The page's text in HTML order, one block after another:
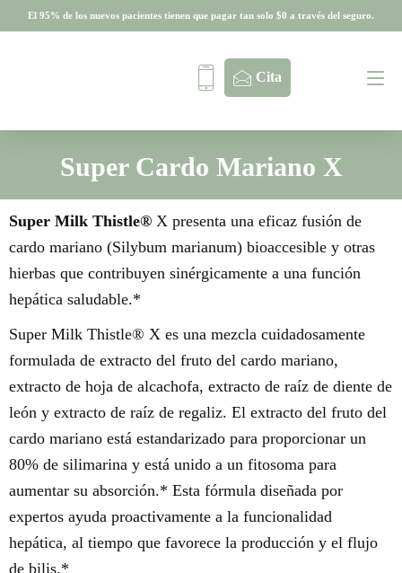
El 95% de los nuevos pacientes tienen que pagar tan solo $0 a través del seguro.
El 95% de los nuevos pacientes tienen que pagar tan solo $0 a través del seguro.
Cita
Super Cardo Mariano X
Super Milk Thistle® X presenta una eficaz fusión de
cardo mariano (Silybum marianum) bioaccesible y otras
hierbas que contribuyen sinérgicamente a una función
hepática saludable.*
Super Milk Thistle® X es una mezcla cuidadosamente
formulada de extracto del fruto del cardo mariano,
extracto de hoja de alcachofa, extracto de raíz de diente de
león y extracto de raíz de regaliz. El extracto del fruto del
cardo mariano está estandarizado para proporcionar un
80% de silimarina y está unido a un fitosoma para
aumentar su absorción.* Esta fórmula diseñada por
expertos ayuda proactivamente a la funcionalidad
hepática, al tiempo que favorece la producción y el flujo
de bilis.*